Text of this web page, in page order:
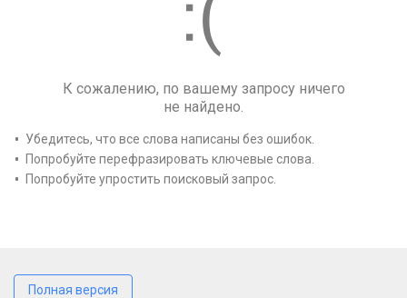
К сожалению, по вашему запросу ничего
не найдено.
Убедитесь, что все слова написаны без ошибок.
Попробуйте перефразировать ключевые слова.
Попробуйте упростить поисковый запрос.
Полная версия